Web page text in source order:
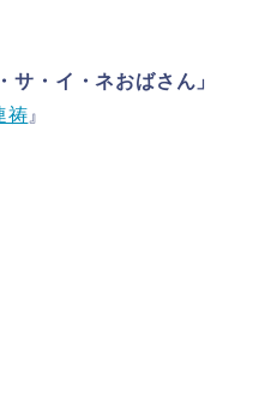
サ・イ・ネおばさん」
祷 』